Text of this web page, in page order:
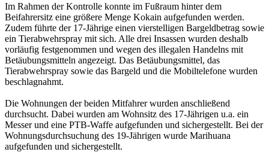
Im Rahmen der Kontrolle konnte im Fußraum hinter dem
Beifahrersitz eine größere Menge Kokain aufgefunden werden.
Zudem führte der 17-Jährige einen vierstelligen Bargeldbetrag sowie
ein Tierabwehrspray mit sich. Alle drei Insassen wurden deshalb
vorläufig festgenommen und wegen des illegalen Handelns mit
Betäubungsmitteln angezeigt. Das Betäubungsmittel, das
Tierabwehrspray sowie das Bargeld und die Mobiltelefone wurden
beschlagnahmt.
Die Wohnungen der beiden Mitfahrer wurden anschließend
durchsucht. Dabei wurden am Wohnsitz des 17-Jährigen u.a. ein
Messer und eine PTB-Waffe aufgefunden und sichergestellt. Bei der
Wohnungsdurchsuchung des 19-Jährigen wurde Marihuana
aufgefunden und sichergestellt.